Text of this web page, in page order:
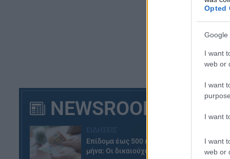
Opted
Google
I want
web or
I want
I want
I want
web or
NEWSROOM
Επίδομα έως 500 ευρώ τον
μήνα: Οι δικαιούχοι